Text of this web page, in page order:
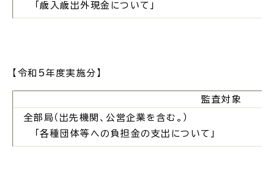
ふるさと納税
場面
妊娠・出産 子育て
「歳入歳出外現金について」
【令和5年度実施分】
監査対象
全部局（出先機関、公営企業を含む。）
「各種団体等への負担金の支出について」